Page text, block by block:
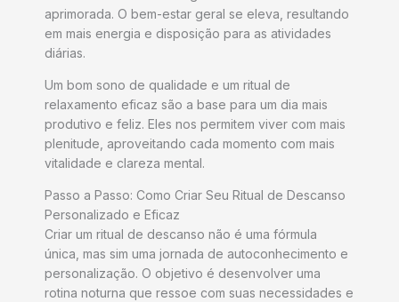
aprimorada. O bem-estar geral se eleva, resultando
em mais energia e disposição para as atividades
diárias.
Um bom sono de qualidade e um ritual de
relaxamento eficaz são a base para um dia mais
produtivo e feliz. Eles nos permitem viver com mais
plenitude, aproveitando cada momento com mais
vitalidade e clareza mental.
Passo a Passo: Como Criar Seu Ritual de Descanso
Personalizado e Eficaz
Criar um ritual de descanso não é uma fórmula
única, mas sim uma jornada de autoconhecimento e
personalização. O objetivo é desenvolver uma
rotina noturna que ressoe com suas necessidades e